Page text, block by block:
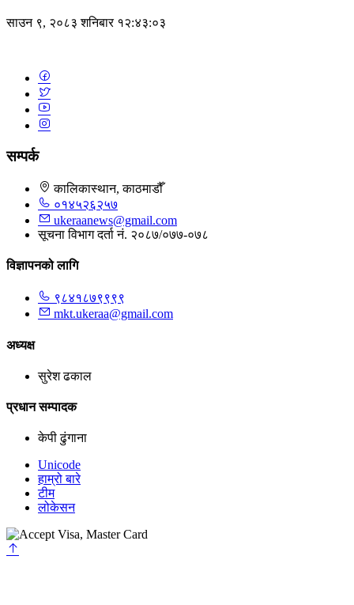
साउन ९, २०८३ शनिबार १२:४३:०३
सम्पर्क
कालिकास्थान, काठमाडौँ
०१४५२६२५७
ukeraanews@gmail.com
सूचना विभाग दर्ता नं. २०८७/०७७-०७८
विज्ञापनको लागि
९८४१८७९९९९
mkt.ukeraa@gmail.com
अध्यक्ष
सुरेश ढकाल
प्रधान सम्पादक
केपी ढुंगाना
Unicode
हाम्रो बारे
टीम
लोकेसन